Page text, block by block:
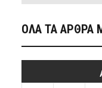
ΟΛΑ ΤΑ ΑΡΘΡΑ